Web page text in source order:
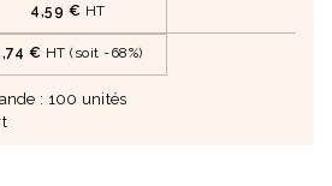
4,59 € HT
€ HT (soit -68%)
: 100 unités